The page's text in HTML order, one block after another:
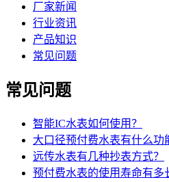
厂家新闻
行业资讯
产品知识
常见问题
常见问题
智能IC水表如何使用？
大口径预付费水表有什么功
远传水表有几种抄表方式？
预付费水表的使用寿命有多